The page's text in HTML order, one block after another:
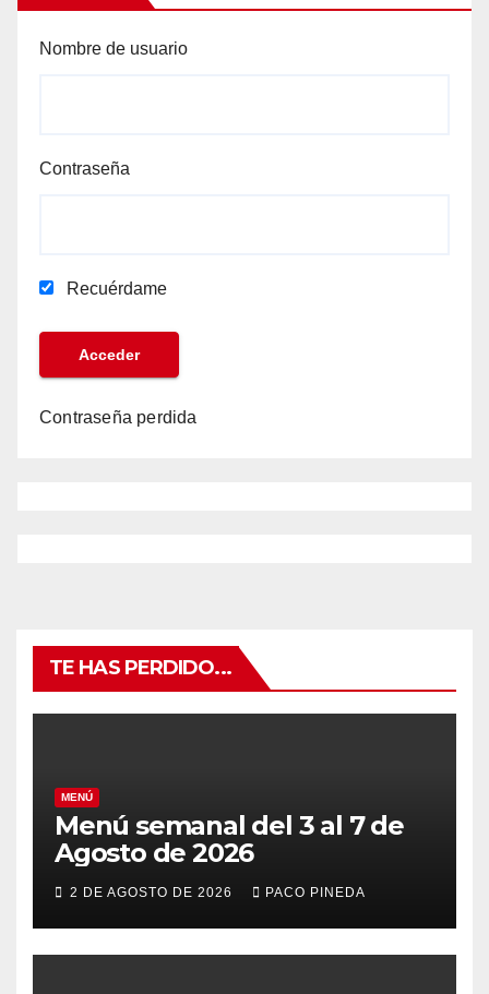
Nombre de usuario
Contraseña
Recuérdame
Contraseña perdida
TE HAS PERDIDO...
MENÚ
Menú semanal del 3 al 7 de
Agosto de 2026
2 DE AGOSTO DE 2026 PACO PINEDA